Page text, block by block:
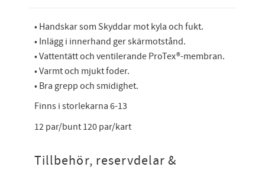
• Handskar som Skyddar mot kyla och fukt.
• Inlägg i innerhand ger skärmotstånd.
• Vattentätt och ventilerande ProTex®-membran.
• Varmt och mjukt foder.
• Bra grepp och smidighet.
Finns i storlekarna 6-13
12 par/bunt 120 par/kart
Tillbehör, reservdelar &